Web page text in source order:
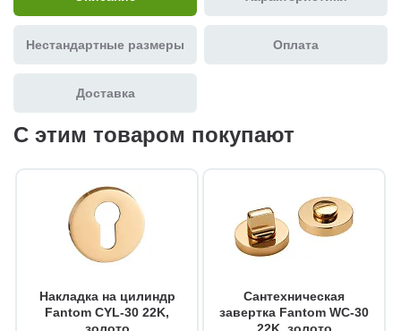
Нестандартные размеры Оплата
Доставка
С этим товаром покупают
Накладка на цилиндр
Fantom CYL-30 22K,
Сантехническая
завертка Fantom WC-30